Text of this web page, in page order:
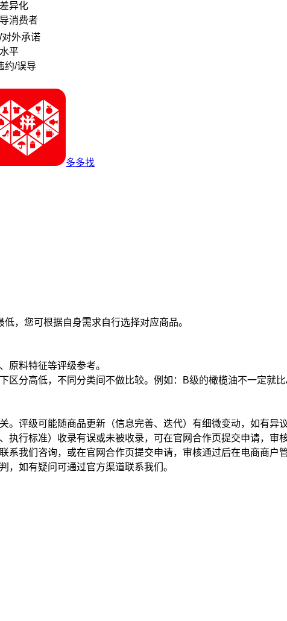
异化
消费者
外承诺
平
约/误导
多多找
低，您可根据自身需求自行选择对应商品。
、 原料特征等评级参考。
下区分高低，不同分类间不做比较。例如：B级的橄榄油不一定就
。评级可能随商品更新（信息完善、迭代）有细微变动，如有异
执行标准）收录有误或未被收录，可在官网合作页提交申请，审
系我们咨询，或在官网合作页提交申请，审核通过后在电商商户
，如有疑问可通过官方渠道联系我们。